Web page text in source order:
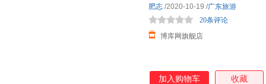
相关的延伸阅读，让你不错过
金外封，画
博库网旗舰店
20条评论
肥志 /2020-10-19 /广东旅游
加入购物车 收藏